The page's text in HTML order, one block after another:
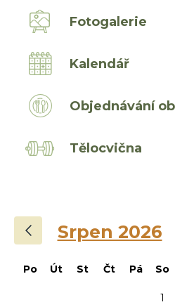
Fotogalerie
Kalendář
Objednávání
Tělocvična
Srpen 2026
Po Út St Čt Pá So
1